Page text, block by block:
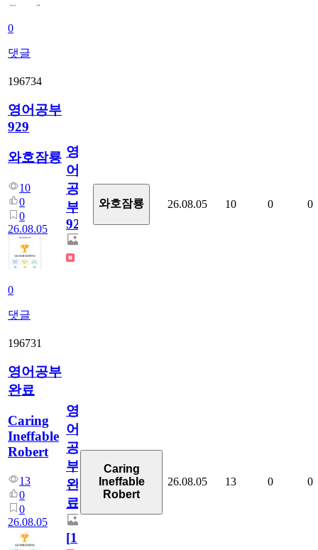
0
댓글
196734
영어공부
929
와호잠룡
10
0
0
26.08.05
0
댓글
영
어
공
부
929
와호잠룡 26.08.05 10 0 0
196731
영어공부
완료
Caring
Ineffable
Robert
13
0
0
26.08.05
영
어
공
부
완
료
[1]
Caring
Ineffable
Robert
26.08.05 13 0 0